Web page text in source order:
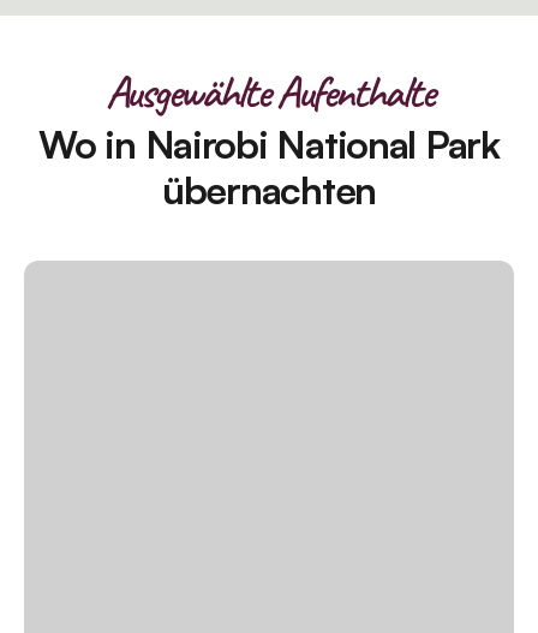
Ausgewählte Aufenthalte
Wo in Nairobi National Park
übernachten